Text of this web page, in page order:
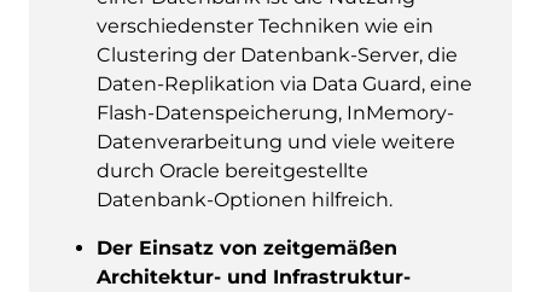
verschiedenster Techniken wie ein
Clustering der Datenbank-Server, die
Daten-Replikation via Data Guard, eine
Flash-Datenspeicherung, InMemory-
Datenverarbeitung und viele weitere
durch Oracle bereitgestellte
Datenbank-Optionen hilfreich.
Der Einsatz von zeitgemäßen
Architektur- und Infrastruktur-